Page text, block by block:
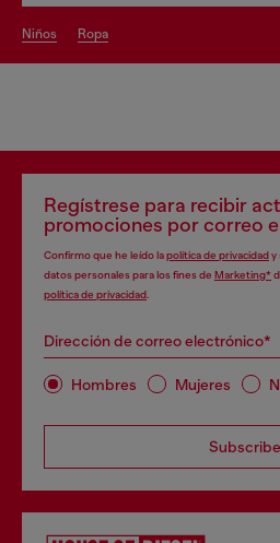
niños ropa
Regístrese para recibir
promociones por correo
Confirmo que he leído lapolítica de privacidady
datos personales para los fines de Marketing*
política de privacidad
Dirección de correo electrónico*
Hombres Mujeres
Subscribe